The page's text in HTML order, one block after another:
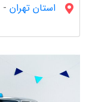
استان تهران -